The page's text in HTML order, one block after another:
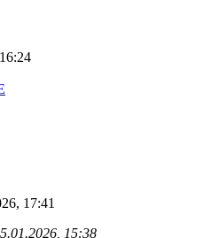
17:41
15:38